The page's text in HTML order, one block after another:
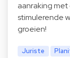
aanraking
stimulerende
groeien!
Juriste